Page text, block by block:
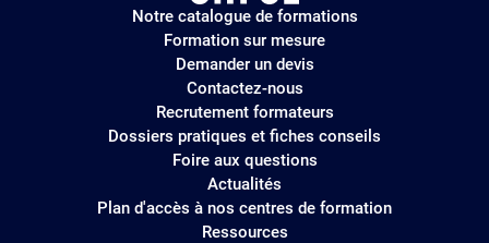
site
Notre catalogue de formations
Formation sur mesure
Demander un devis
Contactez-nous
Recrutement formateurs
Dossiers pratiques et fiches conseils
Foire aux questions
Actualités
Plan d'accès à nos centres de formation
Ressources